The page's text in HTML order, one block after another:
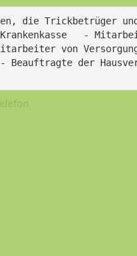
-
von
der